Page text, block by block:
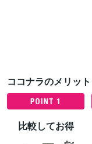
ココナラのメリット
比較してお得